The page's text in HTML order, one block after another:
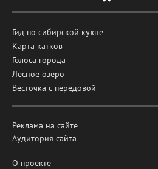
Гид по сибирской кухне
Карта катков
Голоса города
Лесное озеро
Весточка с передовой
Реклама на сайте
Аудитория сайта
О проекте